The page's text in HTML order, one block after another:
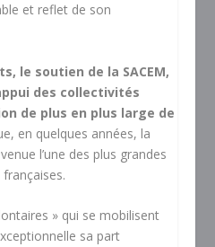
et reflet de son
le soutien de la SACEM,
des collectivités
de plus en plus large de
en quelques années, la
l’une des plus grandes
» qui se mobilisent
sa part